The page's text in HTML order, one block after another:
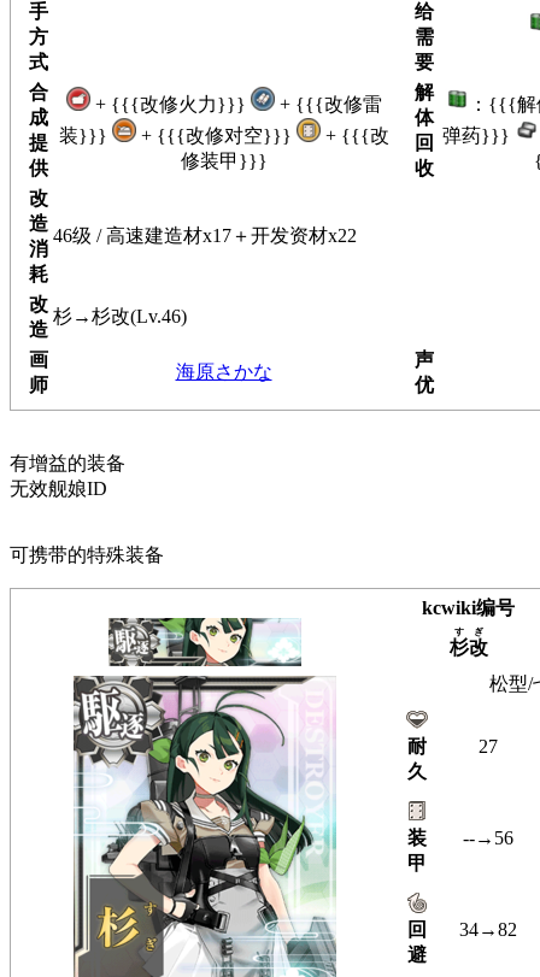
手
方
式
给
需
要
合
成
提
供
+ {{{改修火力}}}
+ {{{改修雷
装}}}
+ {{{改修对空}}}
+ {{{改
修装甲}}}
解
体
回
收
：{{{
弹药}}}
改
造
消
耗
46级 / 高速建造材x17＋开发资材x22
改
造
杉→杉改(Lv.46)
画
师
海原さかな
声
优
有增益的装备
无效舰娘ID
可携带的特殊装备
kcwiki编号
杉改
すぎ
松型/
耐
久
27
装
甲
--→56
回
避
34→82